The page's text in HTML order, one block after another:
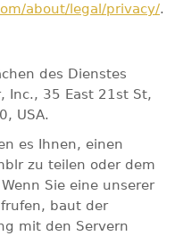
about/legal/privacy/.
des Dienstes
Inc., 35 East 21st St,
USA.
es Ihnen, einen
zu teilen oder dem
Sie eine unserer
baut der
mit den Servern